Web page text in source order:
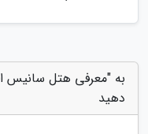
به "معرفی هتل سانیس
دهید